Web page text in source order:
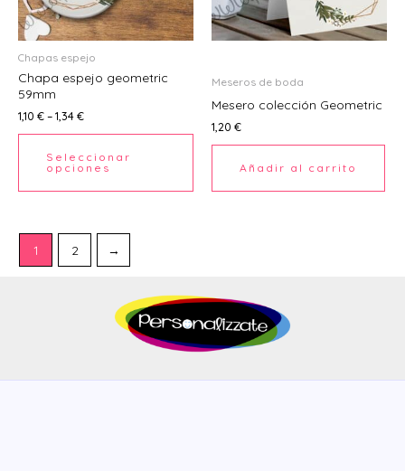
Chapas espejo
Chapa espejo geometric
59mm
1,10 €–1,34€
Seleccionar
opciones
opciones
se
pueden
elegir
en
la
producto
Meseros de boda
Mesero colección Geometric
1,20 €
Añadir al carrito
1 2 →